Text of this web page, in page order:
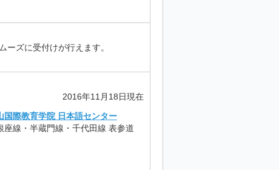
ーズに受付けが行えます。
2016年11月18日現在
国際教育学院 日本語センター
座線・半蔵門線・千代田線 表参道